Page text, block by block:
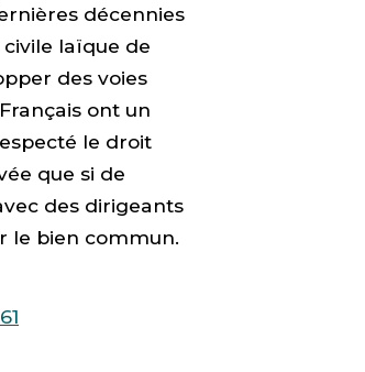
décennies
civile laïque de
des voies
ont un
le droit
que si de
des dirigeants
le bien commun.